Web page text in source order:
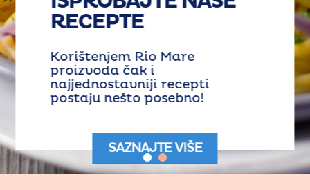
RECEPTE
Korištenjem Rio Mare
proizvoda čak i
najjednostavniji recepti
postaju nešto posebno!
SAZNAJTE VIŠE